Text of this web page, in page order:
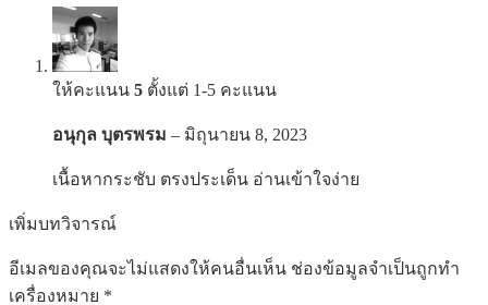
ให้คะแนน 5 ตั้งแต่ 1-5 คะแนน
อนุกุล บุตรพรม – มิถุนายน 8, 2023
เนื้อหากระชับ ตรงประเด็น อ่านเข้าใจง่าย
เพิ่มบทวิจารณ์
อีเมลของคุณจะไม่แสดงให้คนอื่นเห็น ช่องข้อมูลจำเป็นถูกทำ
เครื่องหมาย *